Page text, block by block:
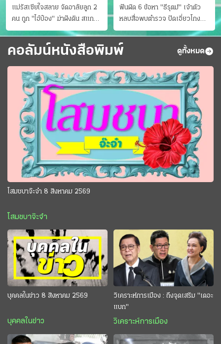
แม่รัสเซียใจสลาย จัดอาลัยลูก 2
คน ถูก "ไอ้ป๋อง" ฆ่าฝังดิน สแกน
ไม่มีศพเพิ่ม
ฟันผิด 6 ข้อหา "ธีรุตม์" เจ้าตัว
หลบสื่อพบตำรวจ ปัดเอี่ยวโกง
สอบท้องถิ่น จ่อบี้รํ่ารวยมากปกติ
คอลัมน์หนังสือพิมพ์ ดูทั้งหมด
โสมชบาจ๊ะจ๋า 8 สิงหาคม 2569
โสมชบาจ๊ะจ๋า
บุคคลในข่าว 8 สิงหาคม 2569
บุคคลในข่าว
วิเคราะห์การเมือง : ถึงจุดเสริม "เดอะ
แบก"
วิเคราะห์การเมือง